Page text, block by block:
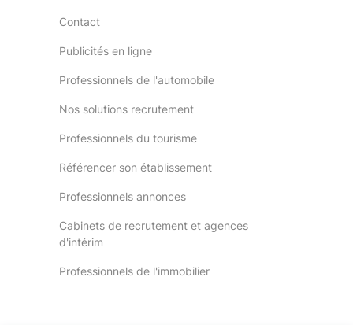
Contact
Publicités en ligne
Professionnels de l'automobile
Nos solutions recrutement
Professionnels du tourisme
Référencer son établissement
Professionnels annonces
Cabinets de recrutement et agences
d'intérim
Professionnels de l'immobilier